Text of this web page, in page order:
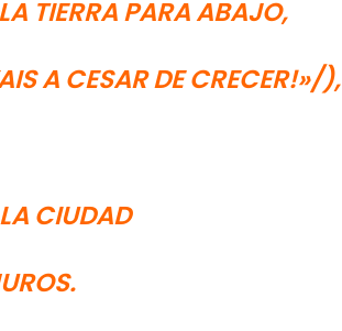
TIERRA PARA ABAJO,
A CESAR DE CRECER!»/),
CIUDAD